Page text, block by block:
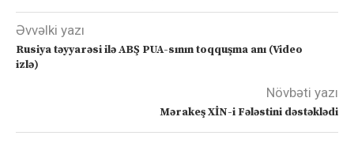
Əvvəlki yazı
Rusiya təyyarəsi ilə ABŞ PUA-sının toqquşma anı (Video
izlə)
Növbəti yazı
Mərakeş XİN-i Fələstini dəstəklədi